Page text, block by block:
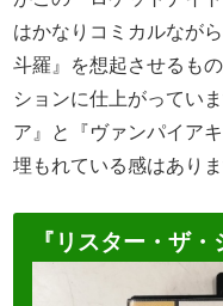
はかなりコミカルなが
斗羅』を想起させるも
ションに仕上がってい
ア』と『ヴァンパイア
埋もれている感はあり
『リスター・ザ